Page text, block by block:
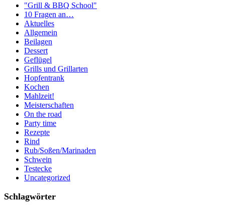
"Grill & BBQ School"
10 Fragen an…
Aktuelles
Allgemein
Beilagen
Dessert
Geflügel
Grills und Grillarten
Hopfentrank
Kochen
Mahlzeit!
Meisterschaften
On the road
Party time
Rezepte
Rind
Rub/Soßen/Marinaden
Schwein
Testecke
Uncategorized
Schlagwörter